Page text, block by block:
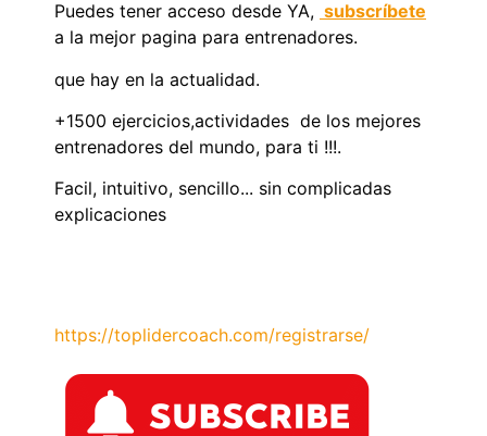
Puedes tener acceso desde YA, subscríbete
a la mejor pagina para entrenadores.
que hay en la actualidad.
+1500 ejercicios,actividades de los mejores
entrenadores del mundo, para ti !!!.
Facil, intuitivo, sencillo... sin complicadas
explicaciones
https://toplidercoach.com/registrarse/